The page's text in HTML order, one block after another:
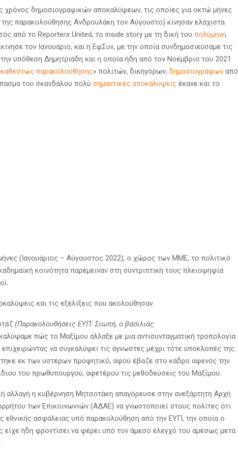
χρόνος δημοσιογραφικών αποκαλύψεων, τις οποίες για οκτώ μήνες
παρακολούθησης Ανδρουλάκη τον Αύγουστο) κίνησαν ελάχιστα
από το Reporters United, το inside story με τη δική του πολύμηνη
τον Ιανουάριο, και η ΕφΣυν, με την οποία συνδημοσιεύσαμε τις
υπόθεση Δημητριάδη και η οποία ήδη από τον Νοέμβριο του 2021
καθεστώς παρακολούθησης» πολιτών, δικηγόρων, δημοσιογράφων από
του σκανδάλου πολύ σημαντικές αποκαλύψεις έκανε και το
(Ιανουάριος – Αύγουστος 2022), ο χώρος των ΜΜΕ, το πολιτικό
κοινότητα παρέμειναν στη συντριπτική τους πλειοψηφία
και τις εξελίξεις που ακολούθησαν.
(Παρακολουθήσεις ΕΥΠ: Σιωπή, ο βασιλιάς
πώς το Μαξίμου άλλαξε με μια αντισυνταγματική τροπολογία
να συγκαλύψει τις άγνωστες μέχρι τότε υποκλοπές της.
εκ των υστέρων προφητικό, αφού έβαζε στο κάδρο αφενός την
του πρωθυπουργού, αφετέρου τις μεθοδεύσεις του Μαξίμου.
αλλαγή η κυβέρνηση Μητσοτάκη απαγόρευσε στην ανεξάρτητη Αρχή
των Επικοινωνιών (ΑΔΑΕ) να γνωστοποιεί στους πολίτες ότι
εθνικής ασφάλειας υπό παρακολούθηση από την ΕΥΠ, την οποία ο
είχε ήδη φροντίσει να φέρει υπό τον άμεσο έλεγχό του αμέσως μετά